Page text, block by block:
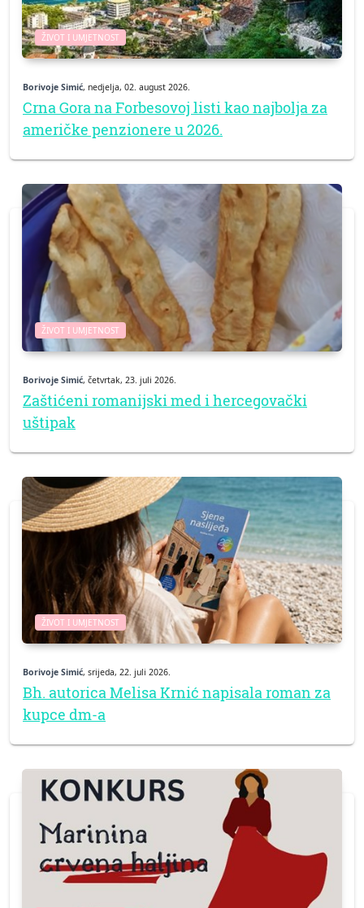
ŽIVOT I UMJETNOST
Borivoje Simić, nedjelja, 02. august 2026.
Crna Gora na Forbesovoj listi kao najbolja za
američke penzionere u 2026.
ŽIVOT I UMJETNOST
Borivoje Simić, četvrtak, 23. juli 2026.
Zaštićeni romanijski med i hercegovački
uštipak
ŽIVOT I UMJETNOST
Borivoje Simić, srijeda, 22. juli 2026.
Bh. autorica Melisa Krnić napisala roman za
kupce dm-a